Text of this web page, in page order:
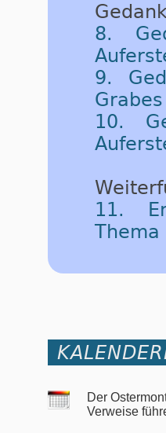
8.
9.
Grabes
10.
11.
Thema
Der
Verweise